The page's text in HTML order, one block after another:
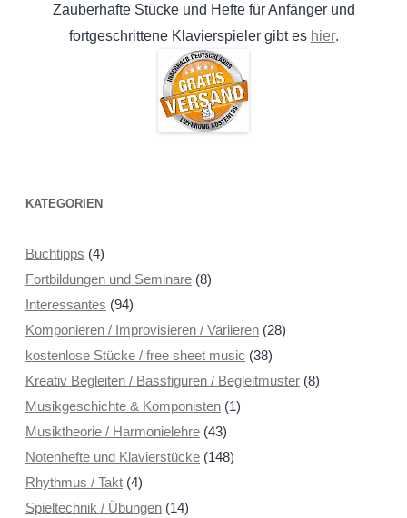
Zauberhafte Stücke und Hefte für Anfänger und
fortgeschrittene Klavierspieler gibt es hier.
KATEGORIEN
Buchtipps (4)
Fortbildungen und Seminare(8)
Interessantes (94)
Komponieren / Improvisieren / Variieren(28)
kostenlose Stücke / free sheet music (38)
Kreativ Begleiten / Bassfiguren / Begleitmuster(8)
Musikgeschichte & Komponisten(1)
Musiktheorie / Harmonielehre(43)
Notenhefte und Klavierstücke(148)
Rhythmus / Takt(4)
Spieltechnik / Übungen(14)